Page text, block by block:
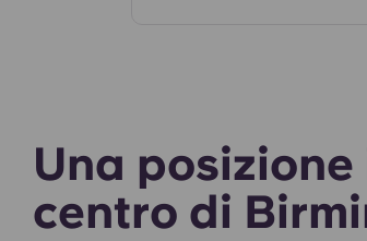
Una
centro di